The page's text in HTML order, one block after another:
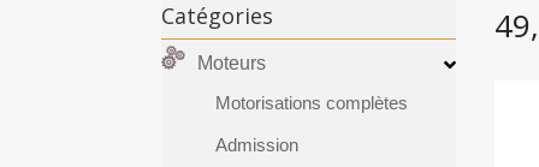
Catégories
Moteurs
Motorisations complètes
Admission